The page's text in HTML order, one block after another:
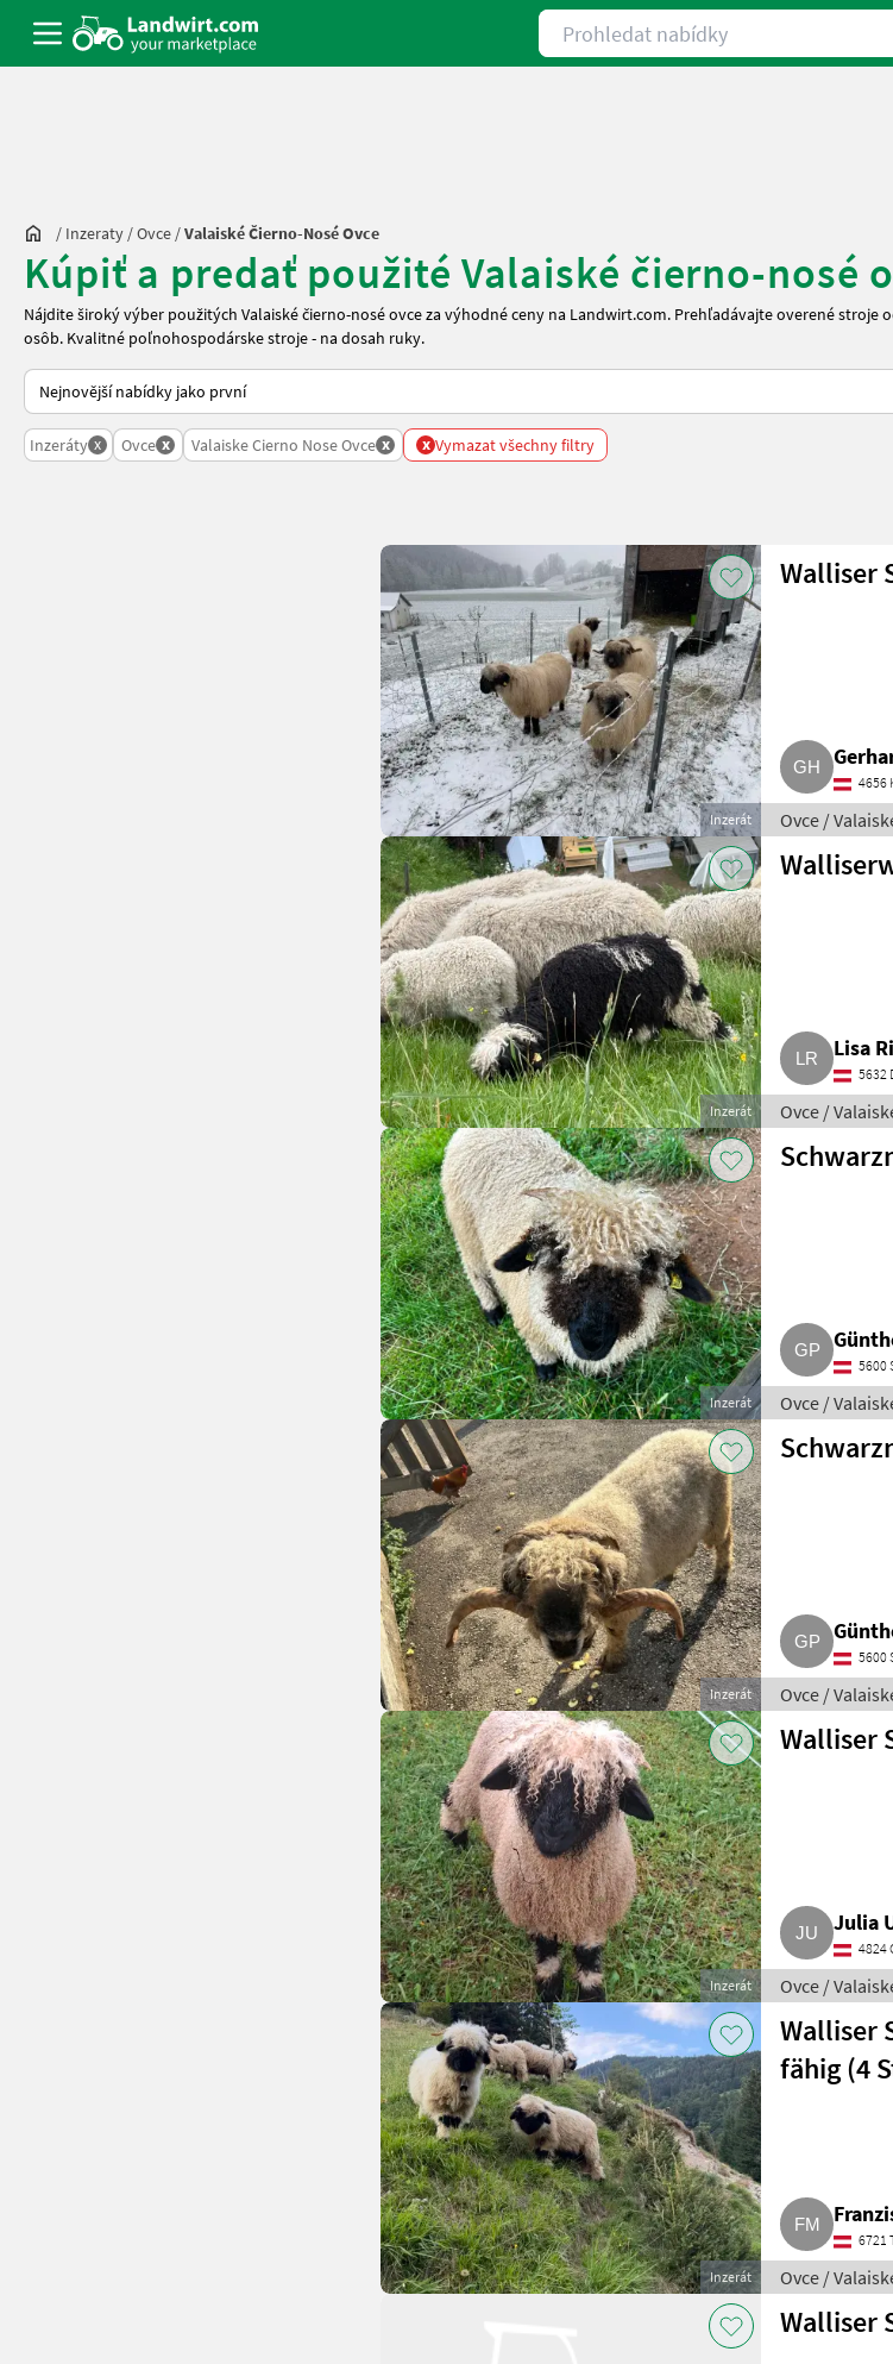
Prohledat nabídky
/ Inzeraty /Ovce /Valaiské Čierno-Nosé Ovce
Kúpiť a predať použité Valaiské čierno-nosé
Nájdite široký výber použitých Valaiské čierno-nosé ovce za výhodné ceny na Landwirt.com. Prehľadávajte overené
osôb. Kvalitné poľnohospodárske stroje - na dosah ruky.
Takto se řadí nabídky na Landwirt.com
Inzeráty x Ovce x Valaiske Cierno Nose Ovce x x Vymazat všechny filtry
Inzerát
Walliser
4656
Ovce /
Inzerát
Lisa
5632
Ovce /
Inzerát
5600
Ovce /
Inzerát
5600
Ovce /
Inzerát
Walliser
Julia
4824
Ovce /
Inzerát
Walliser
fähig (4
6721
Ovce /
Walliser